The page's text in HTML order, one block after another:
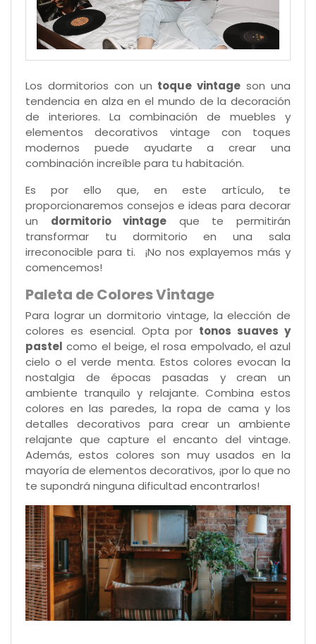
Los dormitorios con un toque vintage son una
tendencia en alza en el mundo de la decoración
de interiores. La combinación de muebles y
elementos decorativos vintage con toques
modernos puede ayudarte a crear una
combinación increíble para tu habitación.
Es por ello que, en este artículo, te
proporcionaremos consejos e ideas para decorar
un dormitorio vintage que te permitirán
transformar tu dormitorio en una sala
irreconocible para ti. ¡No nos explayemos más y
comencemos!
Paleta de Colores Vintage
Para lograr un dormitorio vintage, la elección de
colores es esencial. Opta por tonos suaves y
pastel como el beige, el rosa empolvado, el azul
cielo o el verde menta. Estos colores evocan la
nostalgia de épocas pasadas y crean un
ambiente tranquilo y relajante. Combina estos
colores en las paredes, la ropa de cama y los
detalles decorativos para crear un ambiente
relajante que capture el encanto del vintage.
Además, estos colores son muy usados en la
mayoría de elementos decorativos, ¡por lo que no
te supondrá ninguna dificultad encontrarlos!